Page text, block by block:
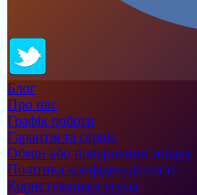
Блог
Про нас
Графік роботи
Гарантія та сервіс
Обмін або повернення товару
Політика конфіденційності
Користувацька угода